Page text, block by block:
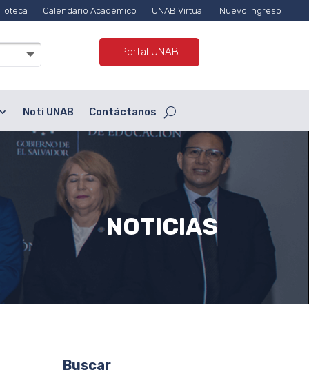
Calendario Académico UNAB Virtual Nuevo Ingreso
Portal UNAB
Noti UNAB Contáctanos
NOTICIAS
Buscar